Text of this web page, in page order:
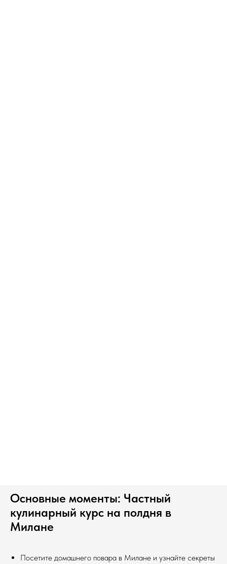
Основные моменты: Частный
кулинарный курс на полдня в
Милане
Посетите домашнего повара в Милане и узнайте секреты